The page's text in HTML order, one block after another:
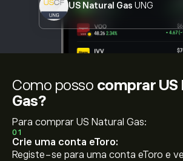
US Natural Gas UNG
Como posso comprar US
Gas?
Para comprar US Natural Gas:
01
Crie uma conta eToro:
Registe-se para uma conta eToro e